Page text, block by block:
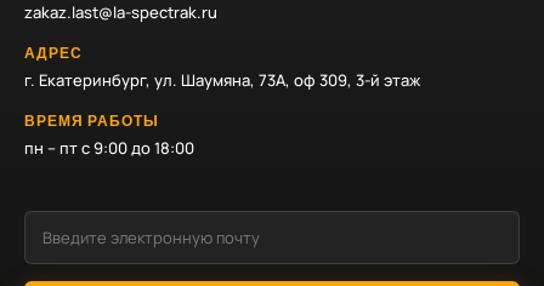
zakaz.last@la-spectrak.ru
АДРЕС
г. Екатеринбург, ул. Шаумяна, 73А, оф 309, 3-й этаж
ВРЕМЯ РАБОТЫ
пн – пт с 9:00 до 18:00